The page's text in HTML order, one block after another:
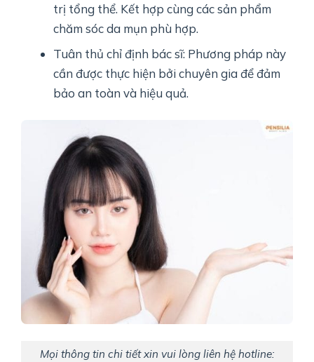
trị tổng thể. Kết hợp cùng các sản phẩm
chăm sóc da mụn phù hợp.
Tuân thủ chỉ định bác sĩ: Phương pháp này
cần được thực hiện bởi chuyên gia để đảm
bảo an toàn và hiệu quả.
Mọi thông tin chi tiết xin vui lòng liên hệ hotline: